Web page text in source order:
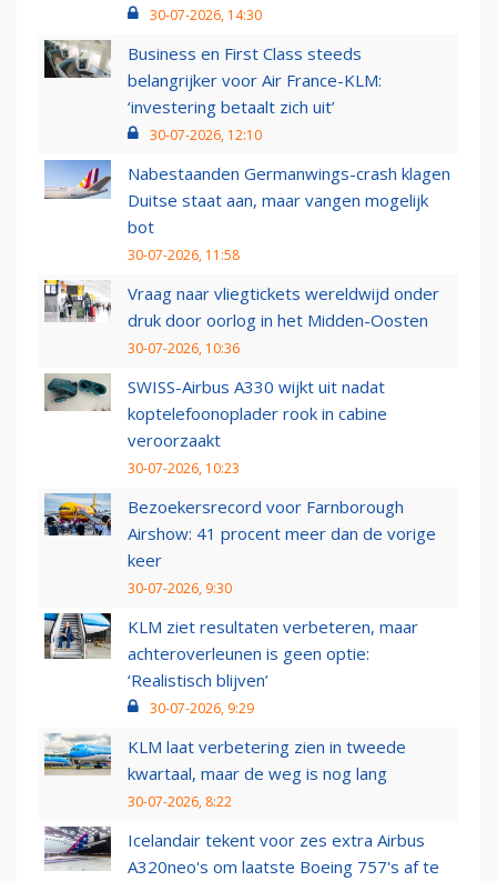
30-07-2026, 14:30
Business en First Class steeds
belangrijker voor Air France-KLM:
‘investering betaalt zich uit’
30-07-2026, 12:10
Nabestaanden Germanwings-crash klagen
Duitse staat aan, maar vangen mogelijk
bot
30-07-2026, 11:58
Vraag naar vliegtickets wereldwijd onder
druk door oorlog in het Midden-Oosten
30-07-2026, 10:36
SWISS-Airbus A330 wijkt uit nadat
koptelefoonoplader rook in cabine
veroorzaakt
30-07-2026, 10:23
Bezoekersrecord voor Farnborough
Airshow: 41 procent meer dan de vorige
keer
30-07-2026, 9:30
KLM ziet resultaten verbeteren, maar
achteroverleunen is geen optie:
‘Realistisch blijven’
30-07-2026, 9:29
KLM laat verbetering zien in tweede
kwartaal, maar de weg is nog lang
30-07-2026, 8:22
Icelandair tekent voor zes extra Airbus
A320neo's om laatste Boeing 757's af te